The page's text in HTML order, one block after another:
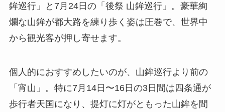
鉾巡行」と7月24日の「後祭 山鉾巡行」。豪華絢
爛な山鉾が都大路を練り歩く姿は圧巻で、世界中
から観光客が押し寄せます。
個人的におすすめしたいのが、山鉾巡行より前の
「宵山」。特に7月14日〜16日の3日間は四条通が
歩行者天国になり、提灯に灯がともった山鉾を間